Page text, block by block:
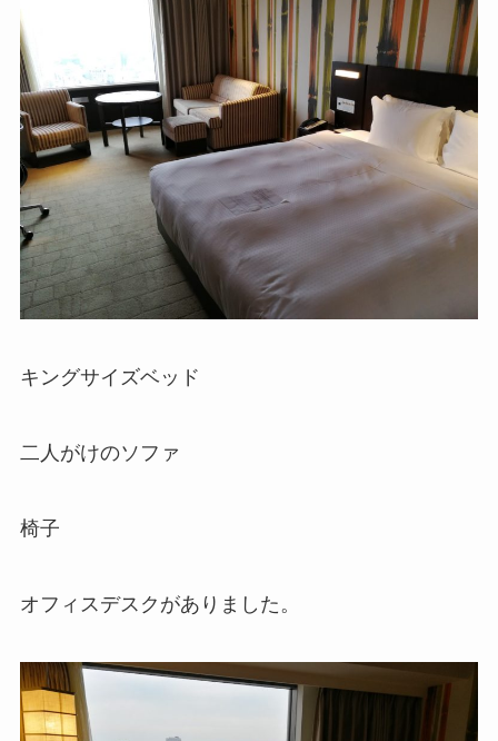
キングサイズベッド
二人がけのソファ
椅子
オフィスデスクがありました。